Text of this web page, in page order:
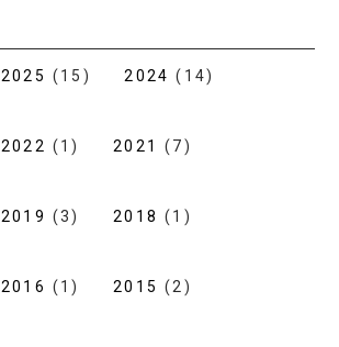
2025 (15) 2024 (14)
2022 (1) 2021 (7)
2019 (3) 2018 (1)
2016 (1) 2015 (2)